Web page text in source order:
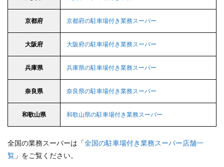
京都府 京都府の駐車場付き業務スーパー
大阪府 大阪府の駐車場付き業務スーパー
兵庫県 兵庫県の駐車場付き業務スーパー
奈良県 奈良県の駐車場付き業務スーパー
和歌山県 和歌山県の駐車場付き業務スーパー
全国の業務スーパーは「全国の駐車場付き業務スーパー店舗一
覧 」をご覧ください。